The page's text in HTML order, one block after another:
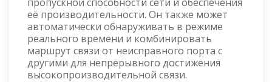
её производительности. Он также может
автоматически обнаруживать в режиме
реального времени и комбинировать
маршрут связи от неисправного порта с
другими для непрерывного достижения
высокопроизводительной связи.